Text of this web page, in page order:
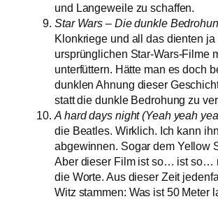
und Langeweile zu schaffen.
Star Wars – Die dunkle
Klonkriege und all das dienten ja
ursprünglichen Star-Wars-Filme
unterfüttern. Hätte man es doch
dunklen Ahnung dieser
statt die dunkle Bedrohung zu
A hard days night (Yeah yeah
die Beatles. Wirklich. Ich kann
abgewinnen. Sogar dem Yellow
Aber dieser Film ist so… ist so…
die Worte. Aus dieser Zeit
Witz stammen: Was ist 50 Meter